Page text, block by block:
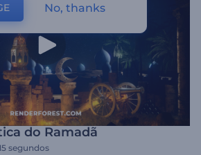
do Ramadã
segundos
No, thanks